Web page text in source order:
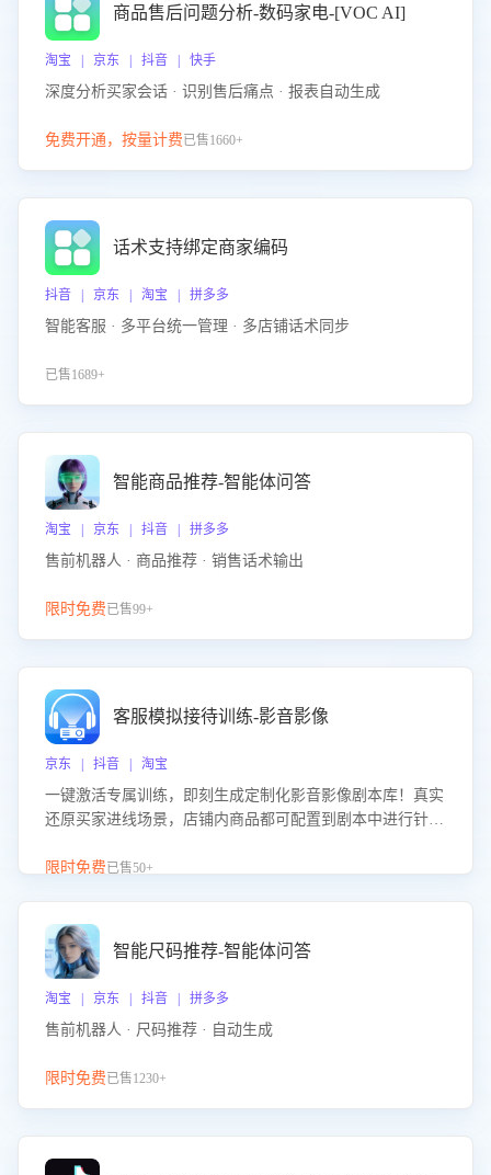
商品售后问题分析-数码家电-[VOC AI]
淘宝 | 京东 | 抖音 | 快手
深度分析买家会话 · 识别售后痛点 · 报表自动生成
免费开通，按量计费已售1660+
话术支持绑定商家编码
抖音 | 京东 | 淘宝 | 拼多多
智能客服 · 多平台统一管理 · 多店铺话术同步
已售1689+
智能商品推荐-智能体问答
淘宝 | 京东 | 抖音 | 拼多多
售前机器人 · 商品推荐 · 销售话术输出
限时免费已售99+
客服模拟接待训练-影音影像
京东 | 抖音 | 淘宝
一键激活专属训练，即刻生成定制化影音影像剧本库！真实
还原买家进线场景，店铺内商品都可配置到剧本中进行针对
击 “立即开通”，快速获取影音影像类目剧本，一键开启客服
限时免费已售50+
智能尺码推荐-智能体问答
淘宝 | 京东 | 抖音 | 拼多多
售前机器人 · 尺码推荐 · 自动生成
限时免费已售1230+